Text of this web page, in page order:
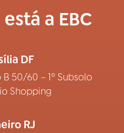
a EBC
DF
50/60 – 1º Subsolo
Shopping
RJ